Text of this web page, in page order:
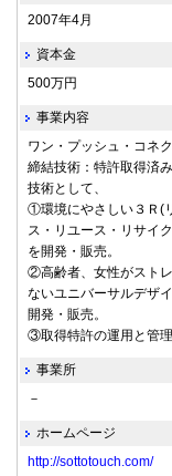
2007年4月
資本金
500万円
事業内容
ワン・プッシュ・コネ
締結技術：特許取得済
技術として、
①環境にやさしい３Ｒ(
ス・リユース・リサイ
を開発・販売。
②高齢者、女性がスト
ないユニバーサルデザ
開発・販売。
③取得特許の運用と管理
事業所
－
ホームページ
http://sottotouch.com/